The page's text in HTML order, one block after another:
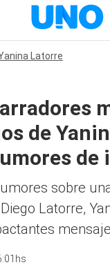
Latorre
de
de
sobre
Latorre,